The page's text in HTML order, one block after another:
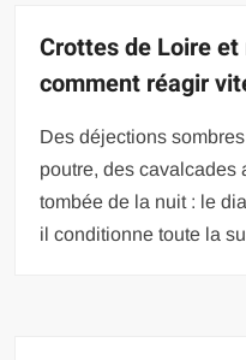
Crottes de Loire
comment réagir
Des déjections
poutre, des cavalcades
tombée de la nuit : le
il conditionne toute la